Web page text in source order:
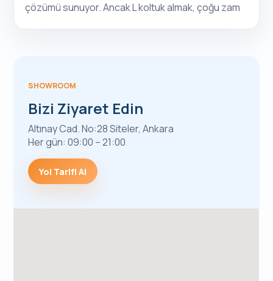
çözümü sunuyor. Ancak L koltuk almak, çoğu zam
SHOWROOM
Bizi Ziyaret Edin
Altınay Cad. No:28 Siteler, Ankara
Her gün: 09:00 – 21:00
Yol Tarifi Al